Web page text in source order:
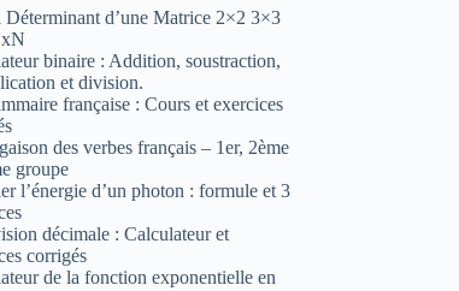
Déterminant d’une Matrice 2×2 3×3
binaire : Addition, soustraction,
et division.
française : Cours et exercices
des verbes français – 1er, 2ème
groupe
l’énergie d’un photon : formule et 3
décimale : Calculateur et
corrigés
de la fonction exponentielle en